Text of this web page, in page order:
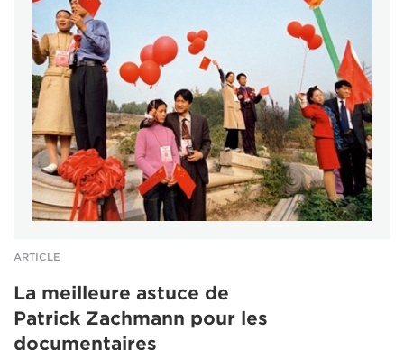
ARTICLE
La meilleure astuce de
Patrick Zachmann pour les
documentaires